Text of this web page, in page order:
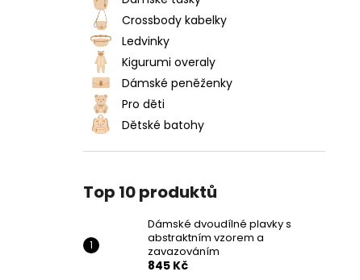
Crossbody kabelky
Ledvinky
Kigurumi overaly
Dámské peněženky
Pro děti
Dětské batohy
Top 10 produktů
Dámské dvoudílné plavky s
abstraktním vzorem a
zavazováním
845 Kč
DÁMSKÉ DVOUDÍLNÉ PLAVKY S
ABSTRAKTNÍM VZOREM A
ZAVAZOVÁNÍM
845 Kč